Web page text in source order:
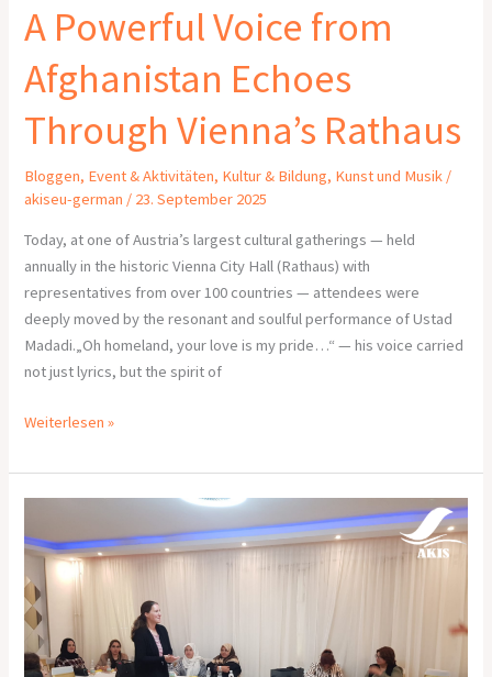
A Powerful Voice from
Afghanistan Echoes
Through Vienna’s Rathaus
Bloggen, Event & Aktivitäten, Kultur & Bildung, Kunst und Musik /
akiseu-german / 23. September 2025
Today, at one of Austria’s largest cultural gatherings — held
annually in the historic Vienna City Hall (Rathaus) with
representatives from over 100 countries — attendees were
deeply moved by the resonant and soulful performance of Ustad
Madadi.„Oh homeland, your love is my pride…“ — his voice carried
not just lyrics, but the spirit of
Weiterlesen »
über
den
fünften
Workshop
„Frauen
gegen